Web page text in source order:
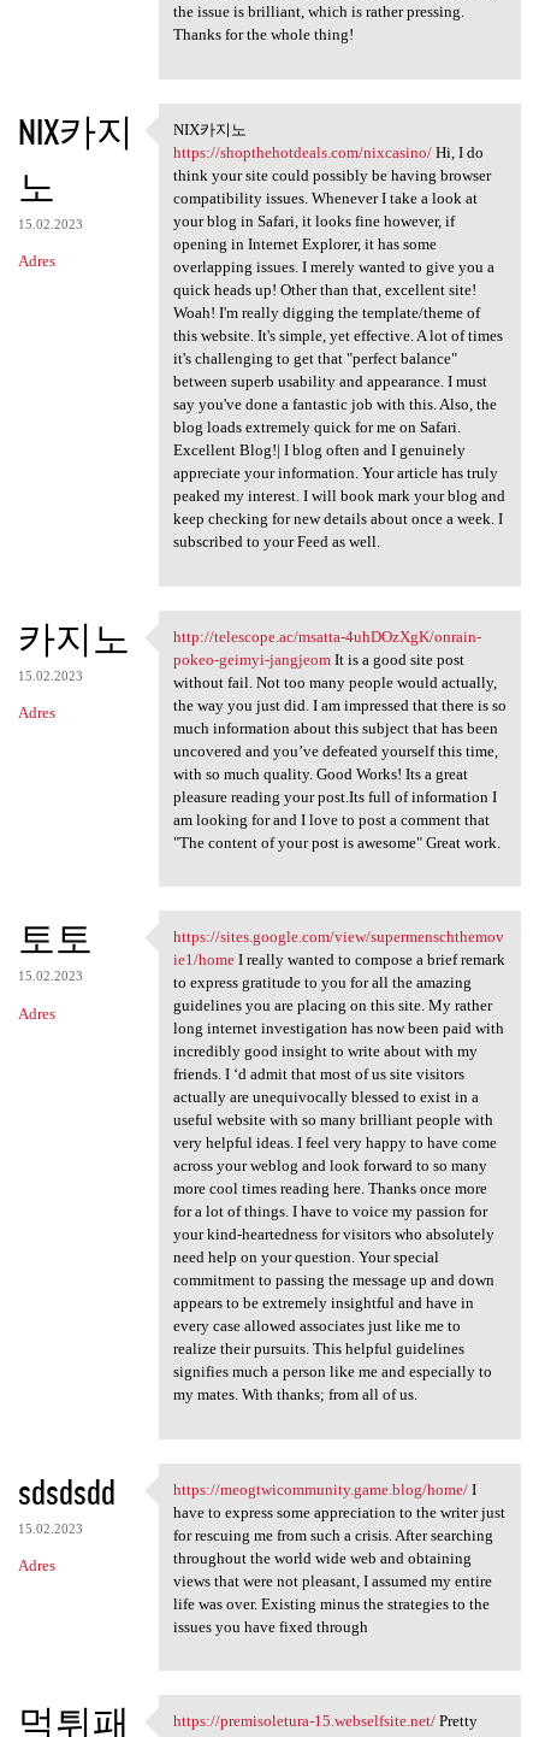
the issue is brilliant, which is rather pressing.
Thanks for the whole thing!
NIX카지
노
15.02.2023
Adres
NIX카지노 https:/
NIX카지노
https://shopthehotdeals.com/nixcasino/Hi, I do
think your site could possibly be having browser
compatibility issues. Whenever I take a look at
your blog in Safari, it looks fine however, if
opening in Internet Explorer, it has some
overlapping issues. I merely wanted to give you a
quick heads up! Other than that, excellent site!
Woah! I'm really digging the template/theme of
this website. It's simple, yet effective. A lot of times
it's challenging to get that "perfect balance"
between superb usability and appearance. I must
say you've done a fantastic job with this. Also, the
blog loads extremely quick for me on Safari.
Excellent Blog!| I blog often and I genuinely
appreciate your information. Your article has truly
peaked my interest. I will book mark your blog and
keep checking for new details about once a week. I
subscribed to your Feed as well.
카지노
15.02.2023
Adres
http://telescope.ac/msatta
http://telescope.ac/msatta-4uhDOzXgK/onrain-
pokeo-geimyi-jangjeomIt is a good site post
without fail. Not too many people would actually,
the way you just did. I am impressed that there is so
much information about this subject that has been
uncovered and you’ve defeated yourself this time,
with so much quality. Good Works! Its a great
pleasure reading your post.Its full of information I
am looking for and I love to post a comment that
"The content of your post is awesome" Great work.
토토
15.02.2023
Adres
https://sites.google.com/view
https://sites.google.com/view/supermenschthemov
ie1/homeI really wanted to compose a brief remark
to express gratitude to you for all the amazing
guidelines you are placing on this site. My rather
long internet investigation has now been paid with
incredibly good insight to write about with my
friends. I ‘d admit that most of us site visitors
actually are unequivocally blessed to exist in a
useful website with so many brilliant people with
very helpful ideas. I feel very happy to have come
across your weblog and look forward to so many
more cool times reading here. Thanks once more
for a lot of things. I have to voice my passion for
your kind-heartedness for visitors who absolutely
need help on your question. Your special
commitment to passing the message up and down
appears to be extremely insightful and have in
every case allowed associates just like me to
realize their pursuits. This helpful guidelines
signifies much a person like me and especially to
my mates. With thanks; from all of us.
sdsdsdd
15.02.2023
Adres
https://meogtwicommunity.game
https://meogtwicommunity.game.blog/home/I
have to express some appreciation to the writer just
for rescuing me from such a crisis. After searching
throughout the world wide web and obtaining
views that were not pleasant, I assumed my entire
life was over. Existing minus the strategies to the
issues you have fixed through
먹튀패 https://premisoletura-15.webselfsite.net/Pretty